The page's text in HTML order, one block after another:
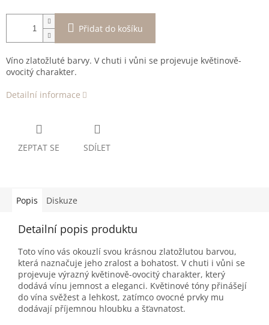
Přidat do košíku
Víno zlatožluté barvy. V chuti i vůni se projevuje květinově-
ovocitý charakter.
Detailní informace
ZEPTAT SE SDÍLET
Popis Diskuze
Detailní popis produktu
Toto víno vás okouzlí svou krásnou zlatožlutou barvou,
která naznačuje jeho zralost a bohatost. V chuti i vůni se
projevuje výrazný květinově-ovocitý charakter, který
dodává vínu jemnost a eleganci. Květinové tóny přinášejí
do vína svěžest a lehkost, zatímco ovocné prvky mu
dodávají příjemnou hloubku a šťavnatost.